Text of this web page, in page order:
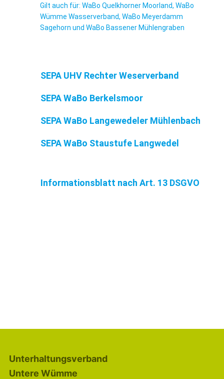
Gilt auch für: WaBo Quelkhorner Moorland, WaBo
Wümme Wasserverband, WaBo Meyerdamm
Sagehorn und WaBo Bassener Mühlengraben
SEPA UHV Rechter Weserverband
SEPA WaBo Berkelsmoor
SEPA WaBo Langewedeler Mühlenbach
SEPA WaBo Staustufe Langwedel
Informationsblatt nach Art. 13 DSGVO
Unterhaltungsverband
Untere Wümme